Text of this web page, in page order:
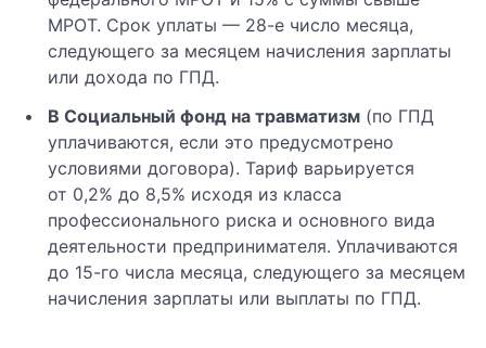
МРОТ. Срок уплаты — 28-е число месяца,
следующего за месяцем начисления зарплаты
или дохода по ГПД.
В Социальный фонд на травматизм (по ГПД
уплачиваются, если это предусмотрено
условиями договора). Тариф варьируется
от 0,2% до 8,5% исходя из класса
профессионального риска и основного вида
деятельности предпринимателя. Уплачиваются
до 15-го числа месяца, следующего за месяцем
начисления зарплаты или выплаты по ГПД.